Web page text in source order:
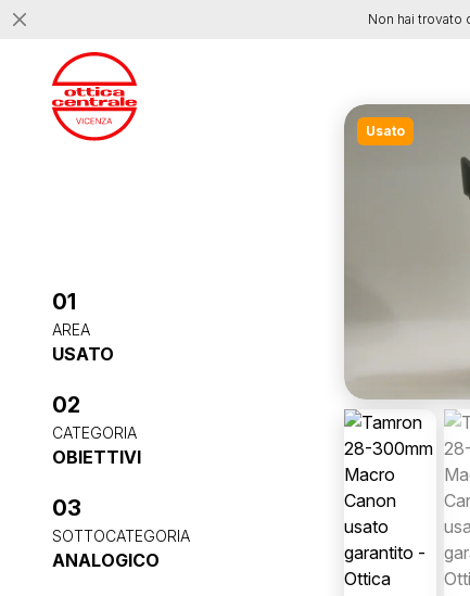
01
AREA
USATO
02
CATEGORIA
OBIETTIVI
03
SOTTOCATEGORIA
ANALOGICO
Usato
Non hai trovato